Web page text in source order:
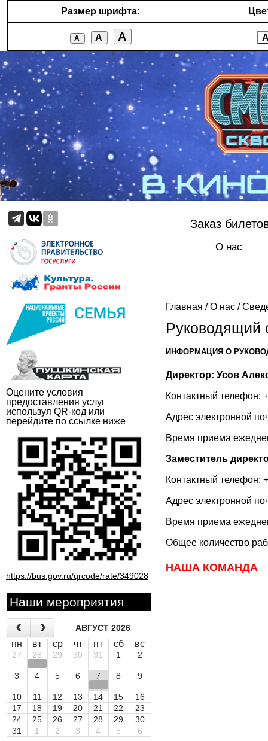
Размер шрифта:
А А А
Оцените условия
предоставления услуг
используя QR-код или
перейдите по ссылке ниже
https://bus.gov.ru/qrcode/rate/349028
Наши мероприятия
АВГУСТ 2026
пн вт ср чт пт сб вс
27 28 29 30 31 1 2
3 4 5 6 7 8 9
10 11 12 13 14 15
16
17
18 19 20 21 22
23
24
25 26 27 28 29
30
31
1 2 3 4 5 6
Заказ
О нас
Главная / О нас /
Руководящий
ИНФОРМАЦИЯ О
Директор: Усов
Контактный телефон:
Адрес электронной
Время приема
Заместитель
Контактный телефон:
Адрес электронной
Время приема
Общее количество
НАША КОМАНДА